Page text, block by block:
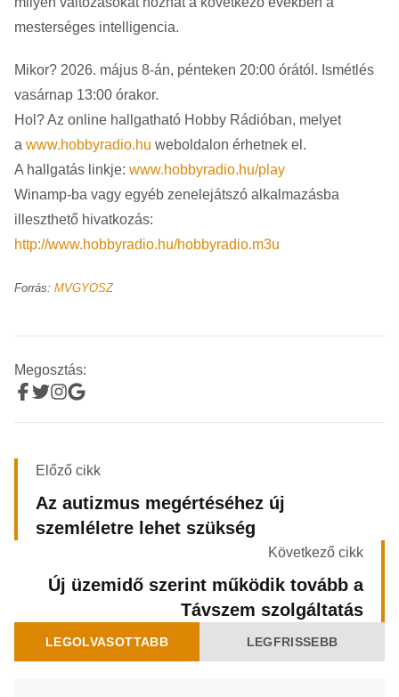
mesterséges intelligencia.
Mikor? 2026. május 8-án, pénteken 20:00 órától. Ismétlés
vasárnap 13:00 órakor.
Hol? Az online hallgatható Hobby Rádióban, melyet
a www.hobbyradio.hu weboldalon érhetnek el.
A hallgatás linkje: www.hobbyradio.hu/play
Winamp-ba vagy egyéb zenelejátszó alkalmazásba
illeszthető hivatkozás:
http://www.hobbyradio.hu/hobbyradio.m3u
Forrás: MVGYOSZ
Megosztás:
Előző cikk
Az autizmus megértéséhez új
szemléletre lehet szükség
Következő cikk
Új üzemidő szerint működik tovább a
Távszem szolgáltatás
LEGOLVASOTTABB LEGFRISSEBB